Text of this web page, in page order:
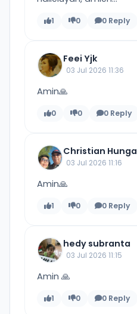
1 0 0 Reply
Feei Yjk
03 Jul 2026 11:36
Amin🙏
0 0 0 Reply
Christian Hunga
03 Jul 2026 11:16
Amin🙏
1 0 0 Reply
hedy subranta
03 Jul 2026 11:15
Amin 🙏
1 0 0 Reply